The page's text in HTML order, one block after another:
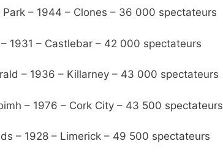
Park – 1944 – Clones – 36 000 spectateurs
1931 – Castlebar – 42 000 spectateurs
– 1936 – Killarney – 43 000 spectateurs
– 1976 – Cork City – 43 500 spectateurs
– 1928 – Limerick – 49 500 spectateurs